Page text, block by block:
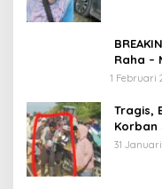
Raha –
Angin
1 Februari
Tragis,
Korban
Terkait
31